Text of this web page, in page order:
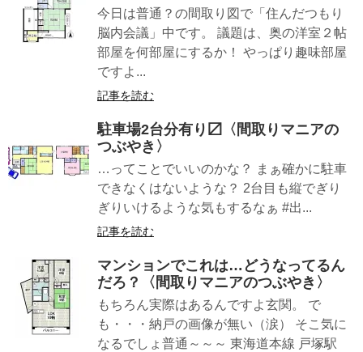
今日は普通？の間取り図で「住んだつもり
脳内会議」中です。 議題は、奥の洋室２帖
部屋を何部屋にするか！ やっぱり趣味部屋
ですよ...
記事を読む
駐車場2台分有り〼〈間取りマニアの
つぶやき〉
…ってことでいいのかな？ まぁ確かに駐車
できなくはないような？ 2台目も縦でぎり
ぎりいけるような気もするなぁ #出...
記事を読む
マンションでこれは…どうなってるん
だろ？〈間取りマニアのつぶやき〉
もちろん実際はあるんですよ玄関。 で
も・・・納戸の画像が無い（涙） そこ気に
なるでしょ普通～～～ 東海道本線 戸塚駅